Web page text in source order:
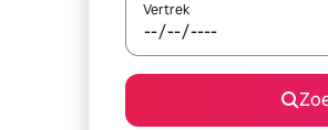
Vertrek